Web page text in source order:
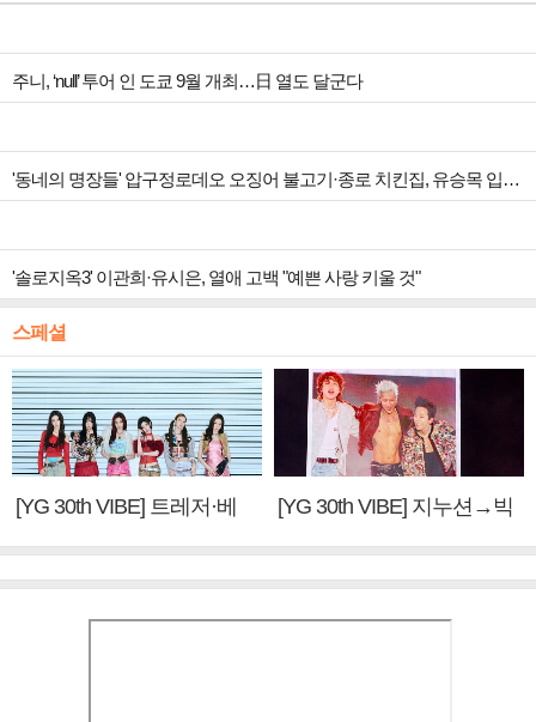
주니, ‘null’ 투어 인 도쿄 9월 개최…日 열도 달군다
'동네의 명장들' 압구정로데오 오징어 불고기·종로 치킨집, 유승목 입맛 저격
'솔로지옥3' 이관희·유시은, 열애 고백 "예쁜 사랑 키울 것"
스페셜
[YG 30th VIBE] 트레저·베
[YG 30th VIBE] 지누션→빅